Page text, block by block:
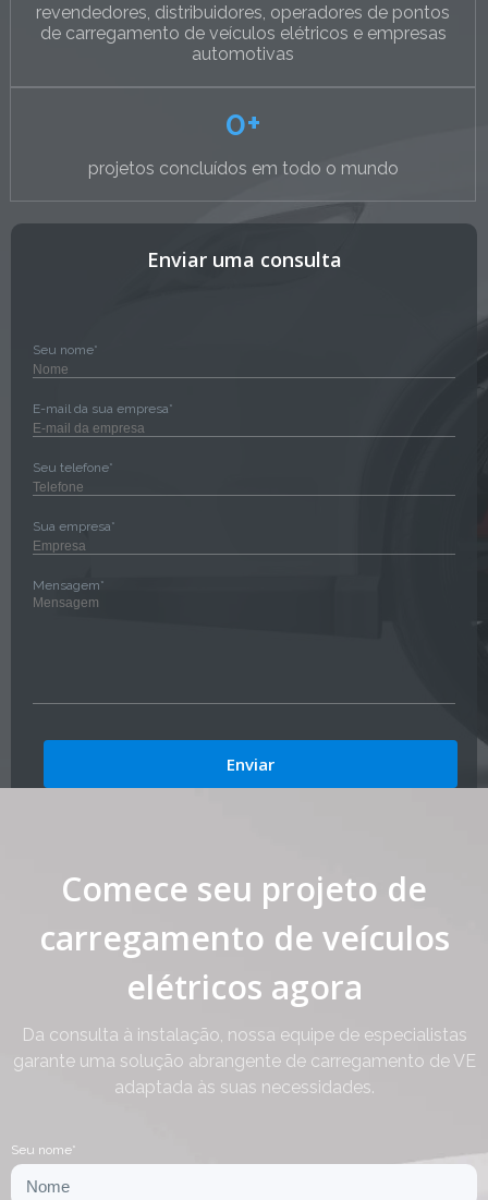
revendedores, distribuidores, operadores de pontos
de carregamento de veículos elétricos e empresas
automotivas
0+
projetos concluídos em todo o mundo
Enviar uma consulta
Seu nome*
E-mail da sua empresa*
Seu telefone*
Sua empresa*
Mensagem*
Comece seu projeto de
carregamento de veículos
elétricos agora
Da consulta à instalação, nossa equipe de especialistas
garante uma solução abrangente de carregamento de VE
adaptada às suas necessidades.
Seu nome*